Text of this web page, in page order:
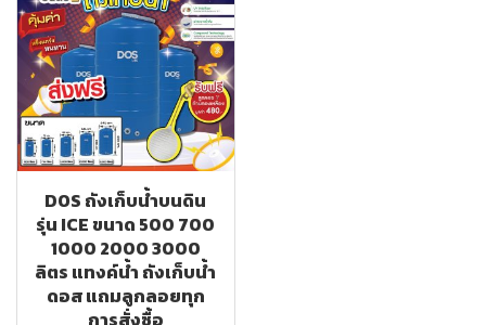
DOS ถังเก็บน้ำบนดิน
รุ่น ICE ขนาด 500 700
1000 2000 3000
ลิตร แทงค์น้ำ ถังเก็บน้ำ
ดอส แถมลูกลอยทุก
การสั่งซื้อ